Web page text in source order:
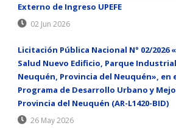
Externo de Ingreso UPEFE
02 Jun 2026
Licitación Pública Nacional N° 02/2026
Salud Nuevo Edificio, Parque
Neuquén, Provincia del Neuquén», en
Programa de Desarrollo Urbano y
Provincia del Neuquén (AR-L1420-BID)
26 May 2026